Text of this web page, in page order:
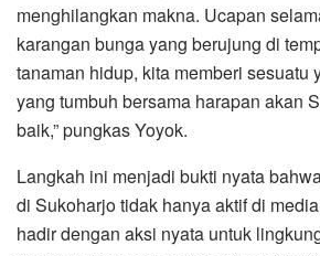
menghilangkan makna. Ucapan
karangan bunga yang berujung di
tanaman hidup, kita memberi sesuatu
yang tumbuh bersama harapan akan
baik,” pungkas Yoyok.
Langkah ini menjadi bukti nyata
di Sukoharjo tidak hanya aktif di
hadir dengan aksi nyata untuk